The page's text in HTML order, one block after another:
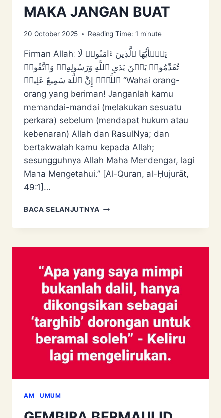
MAKA JANGAN BUAT
20 October 2025 Reading Time: 1 minute
Firman Allah: یَـٰۤأَیُّهَا ٱلَّذِینَ ءَامَنُوا۟ لَا
تُقَدِّمُوا۟ بَیۡنَ یَدَیِ ٱللَّهِ وَرَسُولِهِۦۖ وَٱتَّقُوا۟
ٱللَّهَۚ إِنَّ ٱللَّهَ سَمِیعٌ عَلِیمࣱ “Wahai orang-
orang yang beriman! Janganlah kamu
memandai-mandai (melakukan sesuatu
perkara) sebelum (mendapat hukum atau
kebenaran) Allah dan RasulNya; dan
bertakwalah kamu kepada Allah;
sesungguhnya Allah Maha Mendengar, lagi
Maha Mengetahui.” [Al-Quran, al-Ḥujurāt,
49:1]…
BACA SELANJUTNYA JIKA
TAK
MAKA
BUAT
AM UMUM